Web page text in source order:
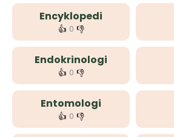
Encyklopedi
👍 0 👎
Endokrinologi
👍 0 👎
Entomologi
👍 0 👎